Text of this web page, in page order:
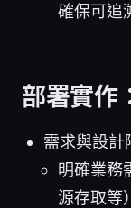
確保可追
部署實作
需求與設計
明確業務
源存取等